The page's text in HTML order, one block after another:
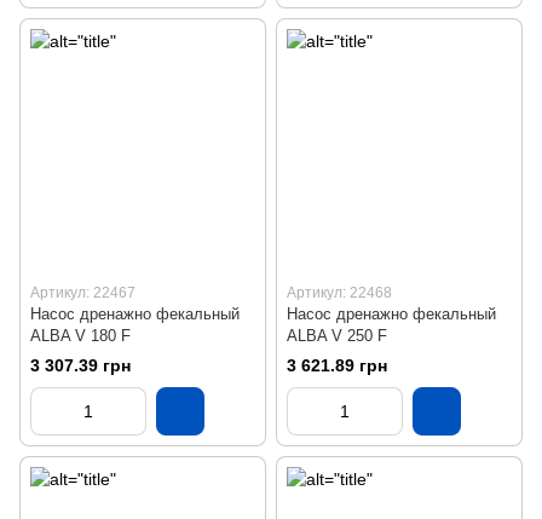
Артикул: 22467
Насос дренажно фекальный
ALBA V 180 F
3 307.39 грн
Артикул: 22468
Насос дренажно фекальный
ALBA V 250 F
3 621.89 грн